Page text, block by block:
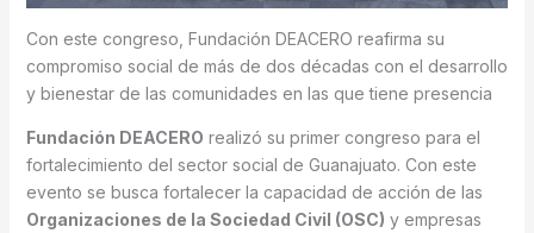
Con este congreso, Fundación DEACERO reafirma su
compromiso social de más de dos décadas con el desarrollo
y bienestar de las comunidades en las que tiene presencia
Fundación DEACERO realizó su primer congreso para el
fortalecimiento del sector social de Guanajuato. Con este
evento se busca fortalecer la capacidad de acción de las
Organizaciones de la Sociedad Civil (OSC) y empresas